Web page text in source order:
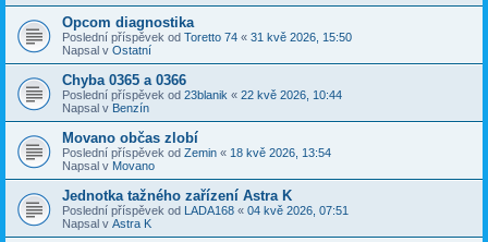
Opcom diagnostika
Poslední příspěvek od Toretto 74 « 31 kvě 2026, 15:50
Napsal v Ostatní
Chyba 0365 a 0366
Poslední příspěvek od 23blanik « 22 kvě 2026, 10:44
Napsal v Benzín
Movano občas zlobí
Poslední příspěvek od Zemin « 18 kvě 2026, 13:54
Napsal v Movano
Jednotka tažného zařízení Astra K
Poslední příspěvek od LADA168 « 04 kvě 2026, 07:51
Napsal v Astra K